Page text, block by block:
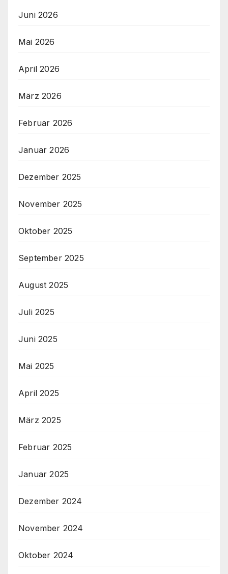
Juni 2026
Mai 2026
April 2026
März 2026
Februar 2026
Januar 2026
Dezember 2025
November 2025
Oktober 2025
September 2025
August 2025
Juli 2025
Juni 2025
Mai 2025
April 2025
März 2025
Februar 2025
Januar 2025
Dezember 2024
November 2024
Oktober 2024